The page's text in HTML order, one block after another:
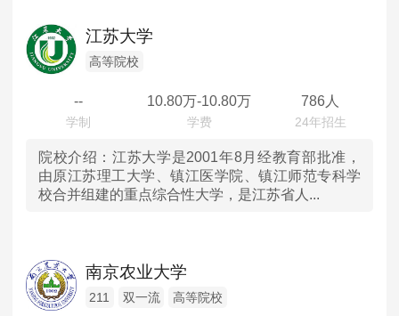
江苏大学
高等院校
-- 10.80万-10.80万 786人
院校介绍： 江苏大学是2001年8月经教育部批准，
由原江苏理工大学、镇江医学院、镇江师范专科学
校合并组建的重点综合性大学，是江苏省人...
南京农业大学
211 双一流 高等院校